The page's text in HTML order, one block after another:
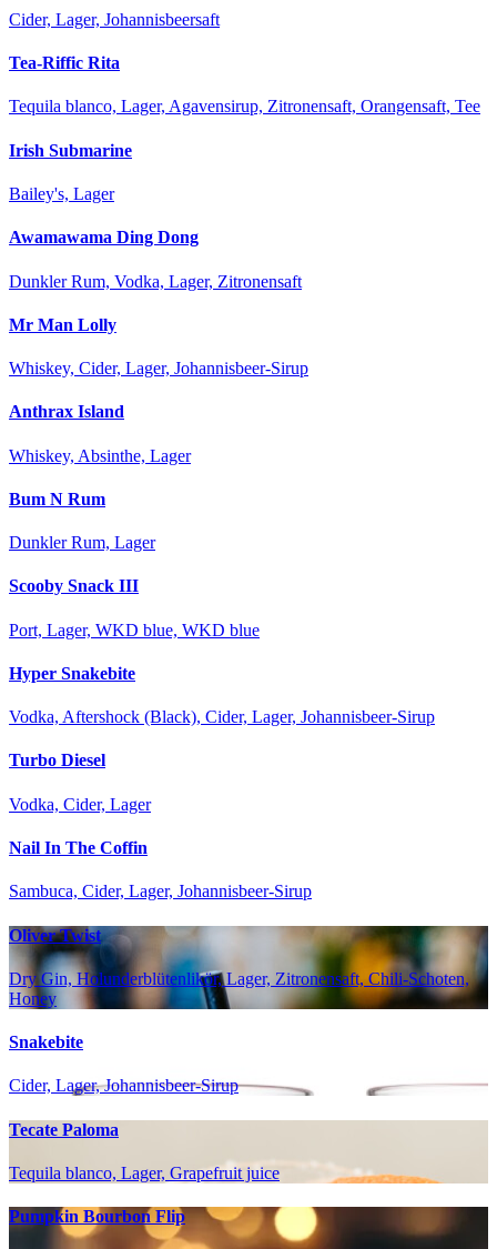
Cider, Lager, Johannisbeersaft
Tea-Riffic Rita
Tequila blanco, Lager, Agavensirup, Zitronensaft, Orangensaft, Tee
Irish Submarine
Bailey's, Lager
Awamawama Ding Dong
Dunkler Rum, Vodka, Lager, Zitronensaft
Mr Man Lolly
Whiskey, Cider, Lager, Johannisbeer-Sirup
Anthrax Island
Whiskey, Absinthe, Lager
Bum N Rum
Dunkler Rum, Lager
Scooby Snack III
Port, Lager, WKD blue, WKD blue
Hyper Snakebite
Vodka, Aftershock (Black), Cider, Lager, Johannisbeer-Sirup
Turbo Diesel
Vodka, Cider, Lager
Nail In The Coffin
Sambuca, Cider, Lager, Johannisbeer-Sirup
Oliver Twist
Dry Gin, Holunderblütenlikör, Lager, Zitronensaft, Chili-Schoten,
Honey
Snakebite
Cider, Lager, Johannisbeer-Sirup
Tecate Paloma
Tequila blanco, Lager, Grapefruit juice
Pumpkin Bourbon Flip